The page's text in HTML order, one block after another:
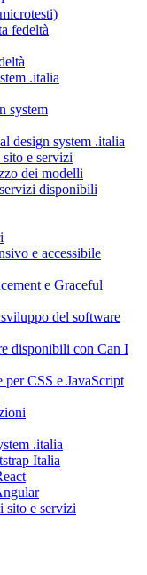
fedeltà
.italia
system
design system .italia
e servizi
dei modelli
disponibili
e accessibile
e Graceful
del software
disponibili con Can I
per CSS e JavaScript
.italia
Italia
sito e servizi